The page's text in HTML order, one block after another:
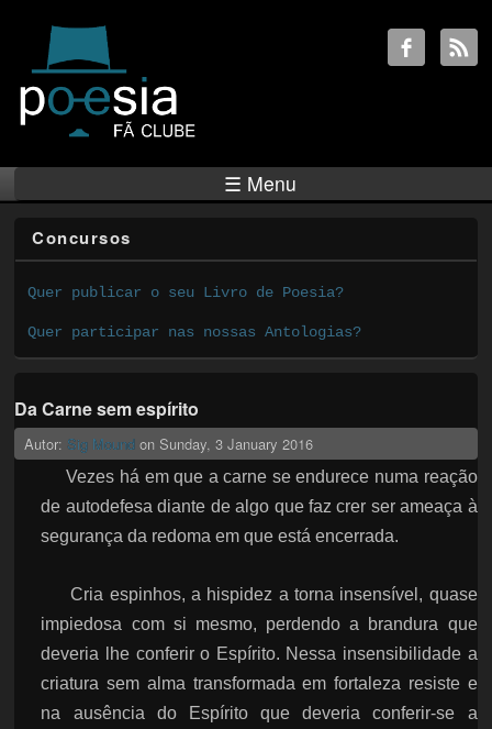
☰ Menu
Concursos
Quer publicar o seu Livro de Poesia?
Quer participar nas nossas Antologias?
Da Carne sem espírito
Autor: Sig Mound on Sunday, 3 January 2016
Vezes há em que a carne se endurece numa reação
de autodefesa diante de algo que faz crer ser ameaça à
segurança da redoma em que está encerrada.
Cria espinhos, a hispidez a torna insensível, quase
impiedosa com si mesmo, perdendo a brandura que
deveria lhe conferir o Espírito. Nessa insensibilidade a
criatura sem alma transformada em fortaleza resiste e
na ausência do Espírito que deveria conferir-se a